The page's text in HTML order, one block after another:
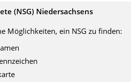
(NSG) Niedersachsens
Möglichkeiten, ein NSG zu finden: